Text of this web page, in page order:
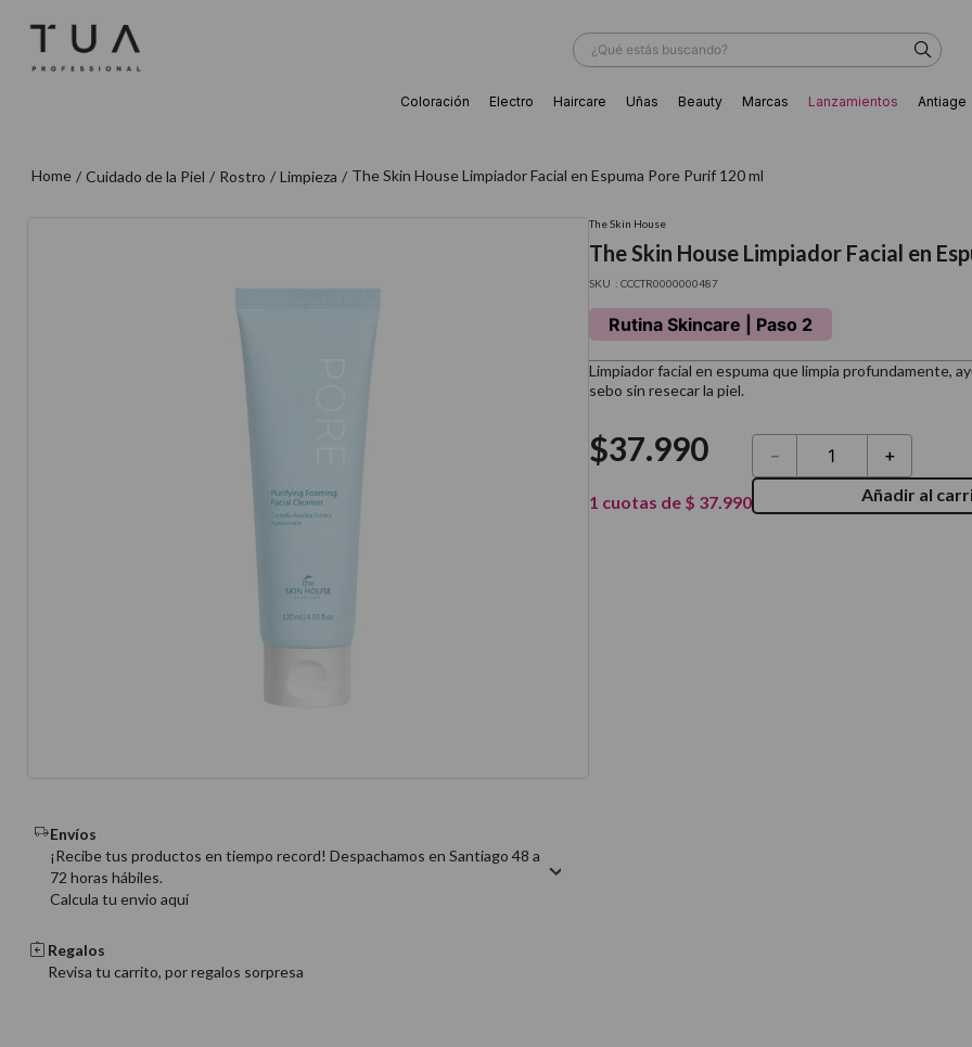
¿Qué estás buscando?
Coloración Electro Haircare Uñas Beauty Marcas Lanzamientos Antiage
Cuidado de la Piel Rostro Limpieza The Skin House Limpiador Facial en Espuma Pore Purif 120 ml
Envíos
¡Recibe tus productos en tiempo record! Despachamos en Santiago 48 a
72 horas hábiles.
Calcula tu envio aquí
Regalos
Revisa tu carrito, por regalos sorpresa
The Skin House
The Skin House Limpiador Facial en
: CCCTR0000000487
Rutina Skincare | Paso 2
Limpiador facial en espuma que limpia profundamente,
sebo sin resecar la piel.
$37.990
1 cuotas de $ 37.990
＋
－
Añadir al